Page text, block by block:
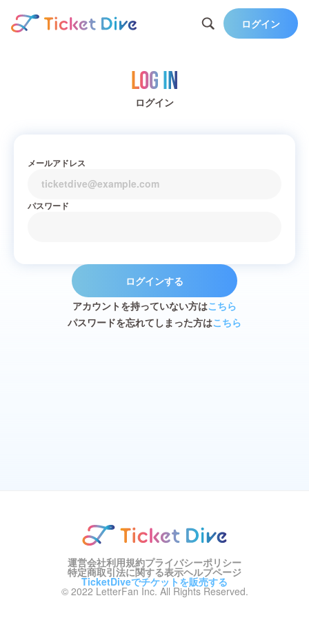
ログイン
Log in
ログイン
メールアドレス
パスワード
ログインする
アカウントを持っていない方はこちら
パスワードを忘れてしまった方はこちら
運営会社利用規約プライバシーポリシー
特定商取引法に関する表示ヘルプページ
TicketDiveでチケットを販売する
© 2022 LetterFan Inc. All Rights Reserved.